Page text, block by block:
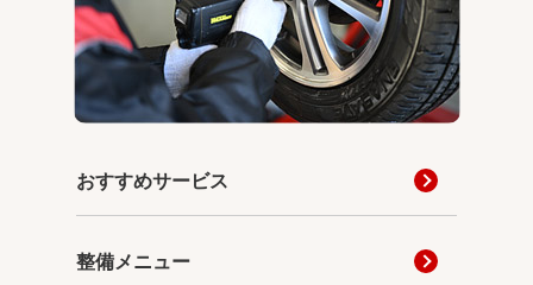
おすすめサービス
整備メニュー